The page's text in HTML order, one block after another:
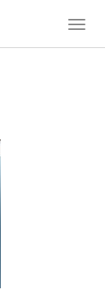
T